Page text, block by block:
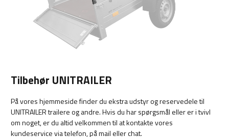
Tilbehør UNITRAILER
På vores hjemmeside finder du ekstra udstyr og reservedele til
UNITRAILER trailere og andre. Hvis du har spørgsmål eller er i tvivl
om noget, er du altid velkommen til at kontakte vores
kundeservice via telefon, på mail eller chat.